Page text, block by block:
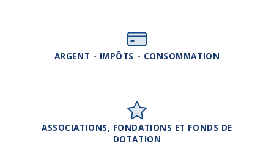
ARGENT - IMPÔTS - CONSOMMATION
ASSOCIATIONS, FONDATIONS ET FONDS DE
DOTATION